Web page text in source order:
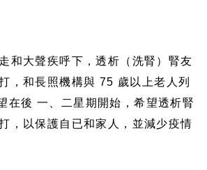
和大聲疾呼下，透析（洗腎）腎友
，和長照機構與 75 歲以上老人列
後 一、二星期開始，希望透析腎
，以保護自已和家人，並減少疫情